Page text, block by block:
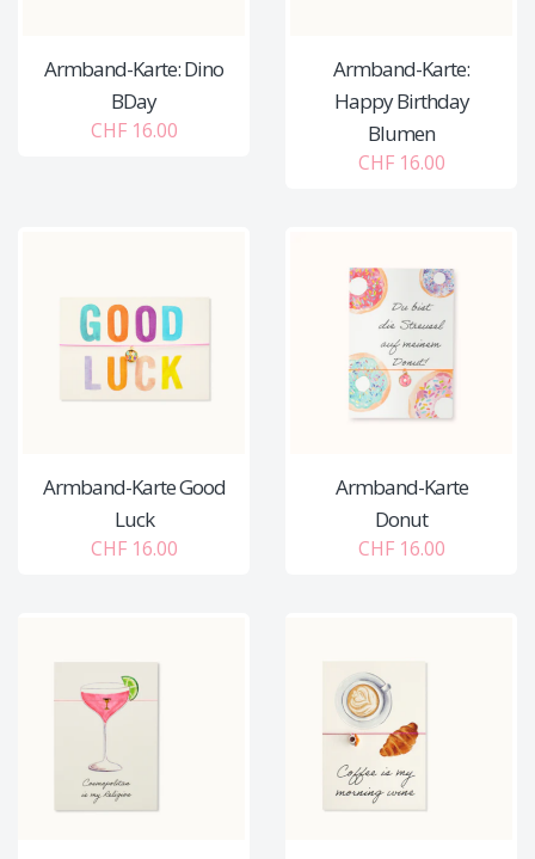
Armband-Karte: Dino
BDay
CHF 16.00
Armband-Karte:
Happy Birthday
Blumen
CHF 16.00
Armband-Karte Good
Luck
CHF 16.00
Armband-Karte
Donut
CHF 16.00